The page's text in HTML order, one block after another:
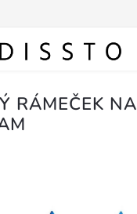
RÁMEČEK NA